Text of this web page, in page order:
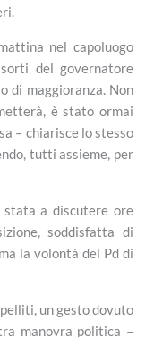
nel capoluogo
del governatore
di maggioranza. Non
è stato ormai
– chiarisce lo stesso
tutti assieme, per
a discutere ore
soddisfatta di
la volontà del Pd di
un gesto dovuto
manovra politica –